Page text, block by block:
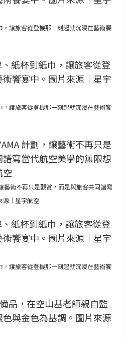
讓旅客從登機那一刻起就沉浸在藝術饗
讓旅客從登機那一刻起就沉浸在藝術饗
藝術不再只是觀賞，而是與旅客共同譜寫
源｜星宇航空
讓旅客從登機那一刻起就沉浸在藝術饗